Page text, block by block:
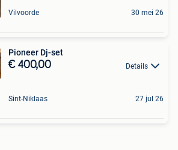
Vilvoorde 30 mei 26
Pioneer Dj-set
€ 400,00 Details
Sint-Niklaas 27 jul 26